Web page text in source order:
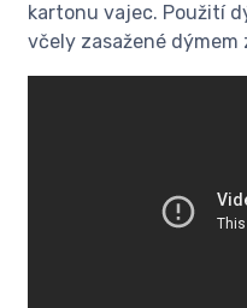
kartonu vajec. Použití
včely zasažené